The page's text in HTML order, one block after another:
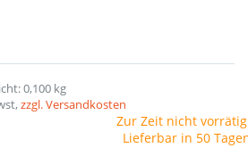
0,100 kg
zzgl. Versandkosten
Zur Zeit nicht
Lieferbar in 50